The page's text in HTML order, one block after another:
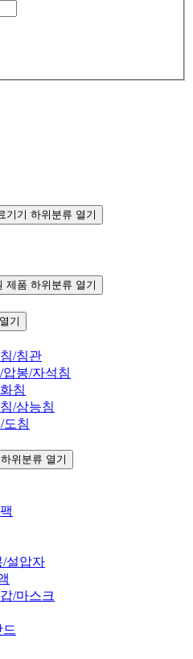
기기 하위분류 열기
제품 하위분류 열기
기
/침관
봉/자석침
침
/삼능침
도침
위분류 열기
/설압자
/마스크